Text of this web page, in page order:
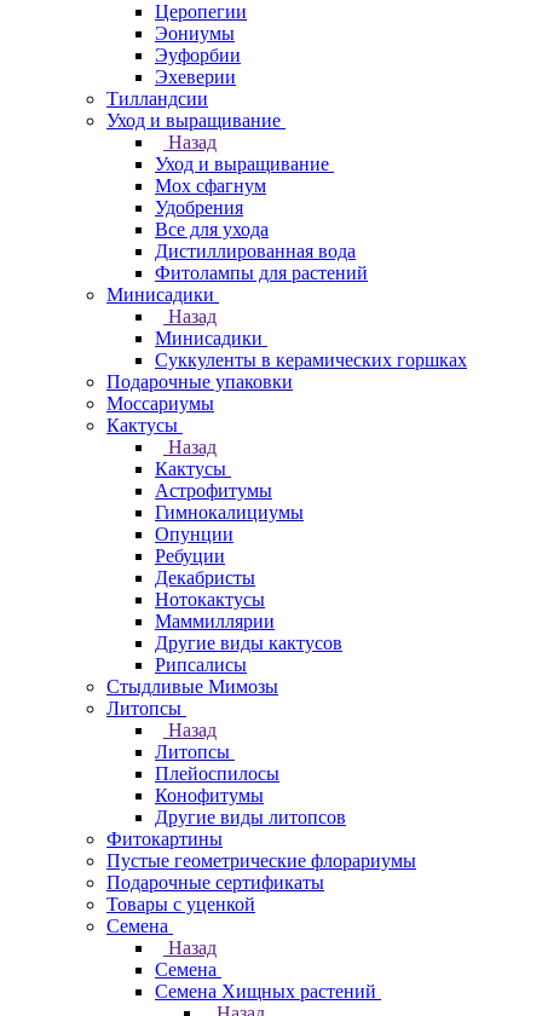
Церопегии
Эониумы
Эуфорбии
Эхеверии
Тилландсии
Уход и выращивание
Назад
Уход и выращивание
Мох сфагнум
Удобрения
Все для ухода
Дистиллированная вода
Фитолампы для растений
Минисадики
Назад
Минисадики
Суккуленты в керамических горшках
Подарочные упаковки
Моссариумы
Кактусы
Назад
Кактусы
Астрофитумы
Гимнокалициумы
Опунции
Ребуции
Декабристы
Нотокактусы
Маммиллярии
Другие виды кактусов
Рипсалисы
Стыдливые Мимозы
Литопсы
Назад
Литопсы
Плейоспилосы
Конофитумы
Другие виды литопсов
Фитокартины
Пустые геометрические флорариумы
Подарочные сертификаты
Товары с уценкой
Семена
Назад
Семена
Семена Хищных растений